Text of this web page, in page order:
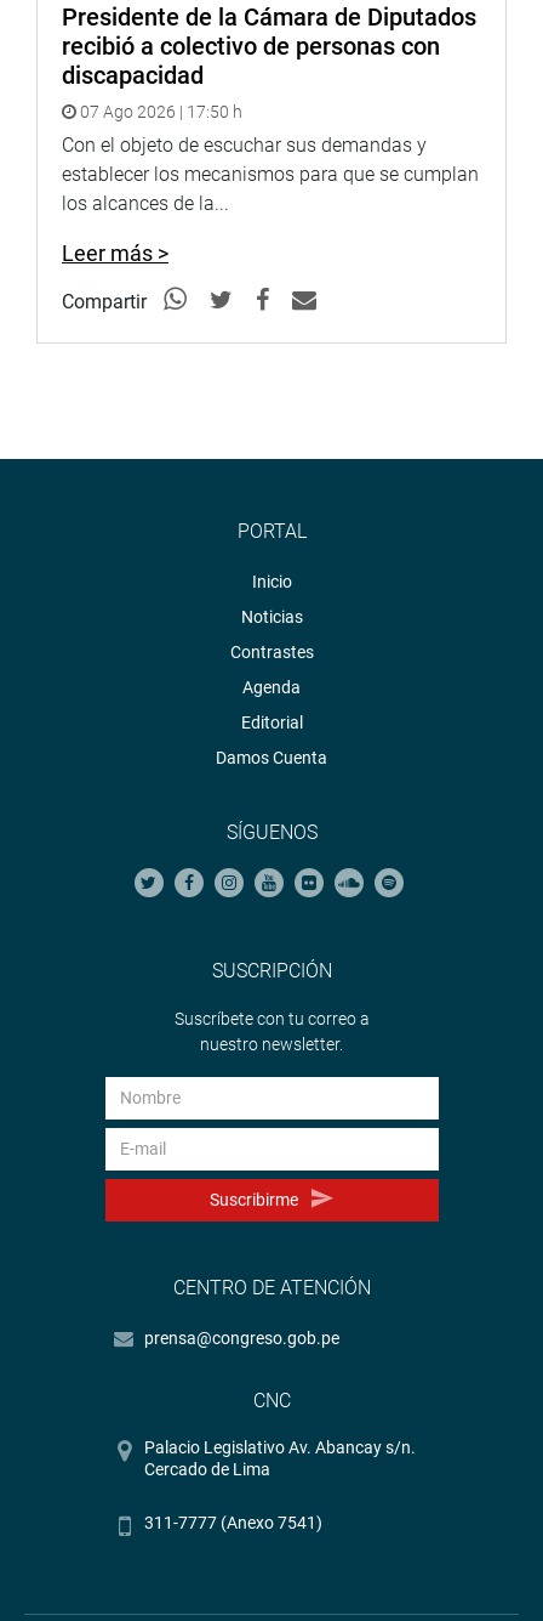
Presidente de la Cámara de Diputados
recibió a colectivo de personas con
discapacidad
07 Ago 2026 | 17:50 h
Con el objeto de escuchar sus demandas y
establecer los mecanismos para que se cumplan
los alcances de la...
Leer más >
Compartir
PORTAL
Inicio
Noticias
Contrastes
Agenda
Editorial
Damos Cuenta
SÍGUENOS
SUSCRIPCIÓN
Suscríbete con tu correo a
nuestro newsletter.
Suscribirme
CENTRO DE ATENCIÓN
prensa@congreso.gob.pe
CNC
Palacio Legislativo Av. Abancay s/n.
Cercado de Lima
311-7777 (Anexo 7541)